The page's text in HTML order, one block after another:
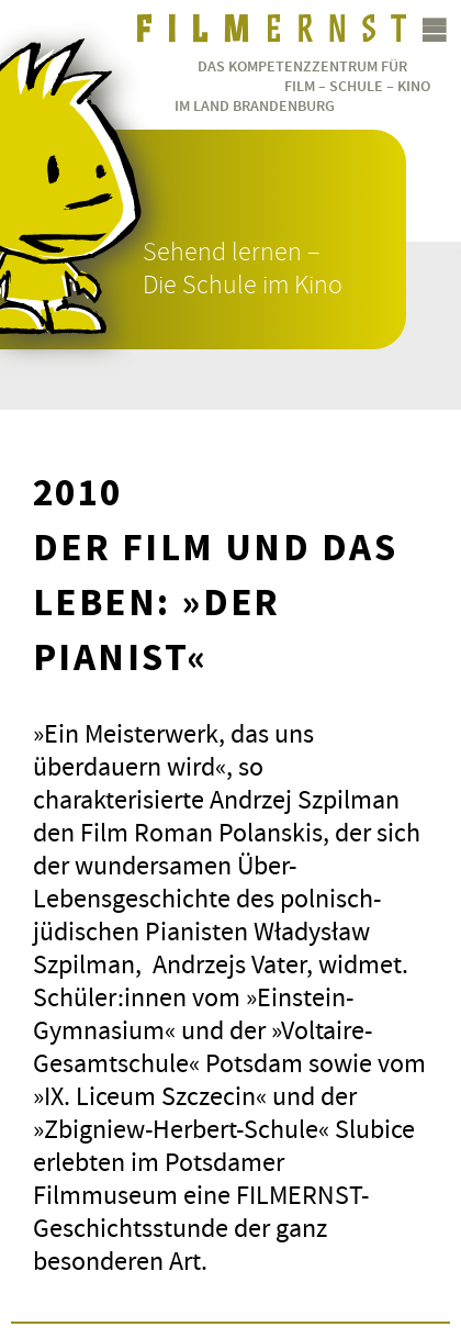
Sehend lernen –
Die Schule im Kino
DAS KOMPETENZZENTRUM FÜR
FILM – SCHULE – KINO
IM LAND BRANDENBURG
2010
DER FILM UND DAS
LEBEN: »DER
PIANIST«
»Ein Meisterwerk, das uns
überdauern wird«, so
charakterisierte Andrzej Szpilman
den Film Roman Polanskis, der sich
der wundersamen Über-
Lebensgeschichte des polnisch-
jüdischen Pianisten Władysław
Szpilman, Andrzejs Vater, widmet.
Schüler:innen vom »Einstein-
Gymnasium« und der »Voltaire-
Gesamtschule« Potsdam sowie vom
»IX. Liceum Szczecin« und der
»Zbigniew-Herbert-Schule« Slubice
erlebten im Potsdamer
Filmmuseum eine FILMERNST-
Geschichtsstunde der ganz
besonderen Art.